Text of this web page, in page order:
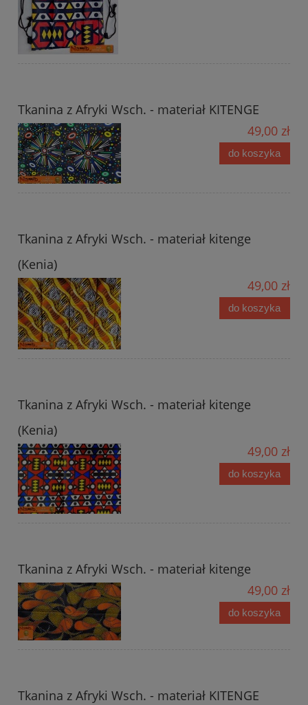
Tkanina z Afryki Wsch. - materiał KITENGE
49,00 zł
do koszyka
Tkanina z Afryki Wsch. - materiał kitenge
(Kenia)
49,00 zł
do koszyka
Tkanina z Afryki Wsch. - materiał kitenge
(Kenia)
49,00 zł
do koszyka
Tkanina z Afryki Wsch. - materiał kitenge
49,00 zł
do koszyka
Tkanina z Afryki Wsch. - materiał KITENGE